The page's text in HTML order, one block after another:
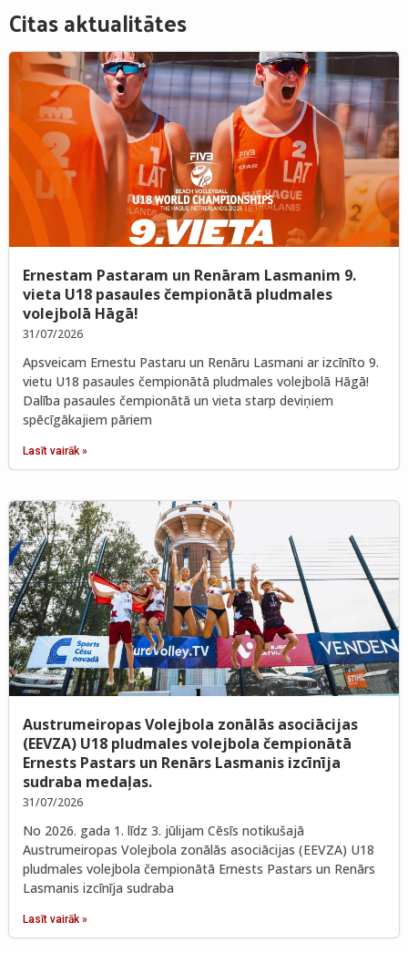
Citas aktualitātes
Ernestam Pastaram un Renāram Lasmanim 9.
vieta U18 pasaules čempionātā pludmales
volejbolā Hāgā!
31/07/2026
Apsveicam Ernestu Pastaru un Renāru Lasmani ar izcīnīto 9.
vietu U18 pasaules čempionātā pludmales volejbolā Hāgā!
Dalība pasaules čempionātā un vieta starp deviņiem
spēcīgākajiem pāriem
Lasīt vairāk »
Austrumeiropas Volejbola zonālās asociācijas
(EEVZA) U18 pludmales volejbola čempionātā
Ernests Pastars un Renārs Lasmanis izcīnīja
sudraba medaļas.
31/07/2026
No 2026. gada 1. līdz 3. jūlijam Cēsīs notikušajā
Austrumeiropas Volejbola zonālās asociācijas (EEVZA) U18
pludmales volejbola čempionātā Ernests Pastars un Renārs
Lasmanis izcīnīja sudraba
Lasīt vairāk »